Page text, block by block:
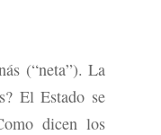
(“neta”). La
El Estado se
dicen los